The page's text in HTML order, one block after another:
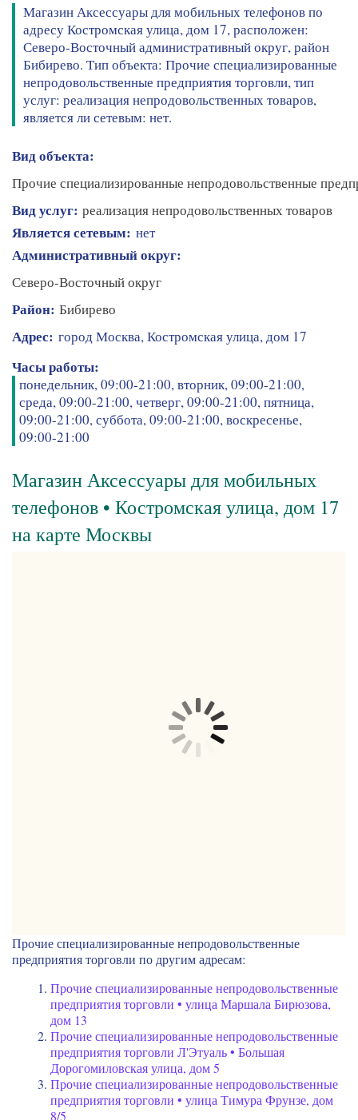
Магазин Аксессуары для мобильных телефонов по
адресу Костромская улица, дом 17, расположен:
Северо-Восточный административный округ, район
Бибирево. Тип объекта: Прочие специализированные
непродовольственные предприятия торговли, тип
услуг: реализация непродовольственных товаров,
является ли сетевым: нет.
Вид объекта:
Прочие специализированные непродовольственные
Вид услуг: реализация непродовольственных товаров
Является сетевым: нет
Административный округ:
Северо-Восточный округ
Район: Бибирево
Адрес: город Москва, Костромская улица, дом 17
Часы работы:
понедельник, 09:00-21:00, вторник, 09:00-21:00,
среда, 09:00-21:00, четверг, 09:00-21:00, пятница,
09:00-21:00, суббота, 09:00-21:00, воскресенье,
09:00-21:00
Магазин Аксессуары для мобильных
телефонов • Костромская улица, дом 17
на карте Москвы
Прочие специализированные непродовольственные
предприятия торговли по другим адресам:
Прочие специализированные непродовольственные
предприятия торговли • улица Маршала Бирюзова,
дом 13
Прочие специализированные непродовольственные
предприятия торговли Л'Этуаль • Большая
Дорогомиловская улица, дом 5
Прочие специализированные непродовольственные
предприятия торговли • улица Тимура Фрунзе, дом
8/5